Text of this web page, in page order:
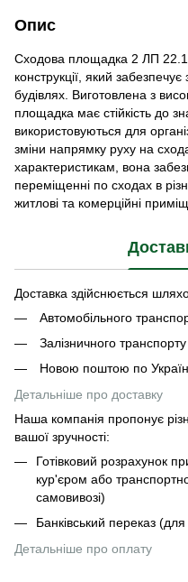
Опис
Сходова площадка 2 ЛП
конструкції, який
будівлях. Виготовлена з
площадка має стійкість до
використовуються для
зміни напрямку руху на
характеристикам, вона
переміщенні по сходах в
житлові та комерційні
Доставка здійснюється
Автомобільного
Залізничного транспорту
Новою поштою по
Детальніше про доставку
Наша компанія пропонує
вашої зручності:
Готівковий розрахунок
кур'єром або
самовивозі)
Банківський переказ
Детальніше про оплату